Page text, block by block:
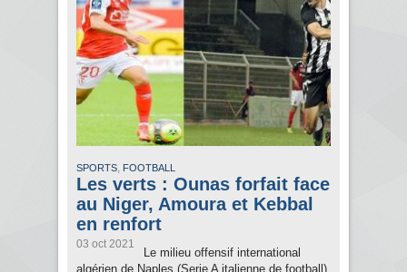
SPORTS, FOOTBALL
Les verts : Ounas forfait face
au Niger, Amoura et Kebbal
en renfort
03 oct 2021
Le milieu offensif international
algérien de Naples (Serie A italienne de football)